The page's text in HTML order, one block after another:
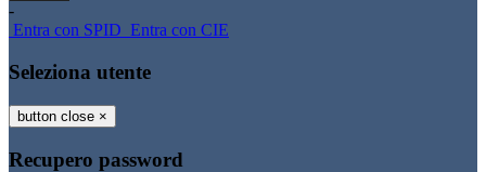
-
Entra con SPID Entra con CIE
Seleziona utente
button close ×
Recupero password